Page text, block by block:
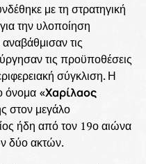
με τη στρατηγική
την υλοποίηση
τις
τις προϋποθέσεις
σύγκλιση. Η
όνομα «Χαρίλαος
στον μεγάλο
ήδη από τον 19ο αιώνα
δύο ακτών.